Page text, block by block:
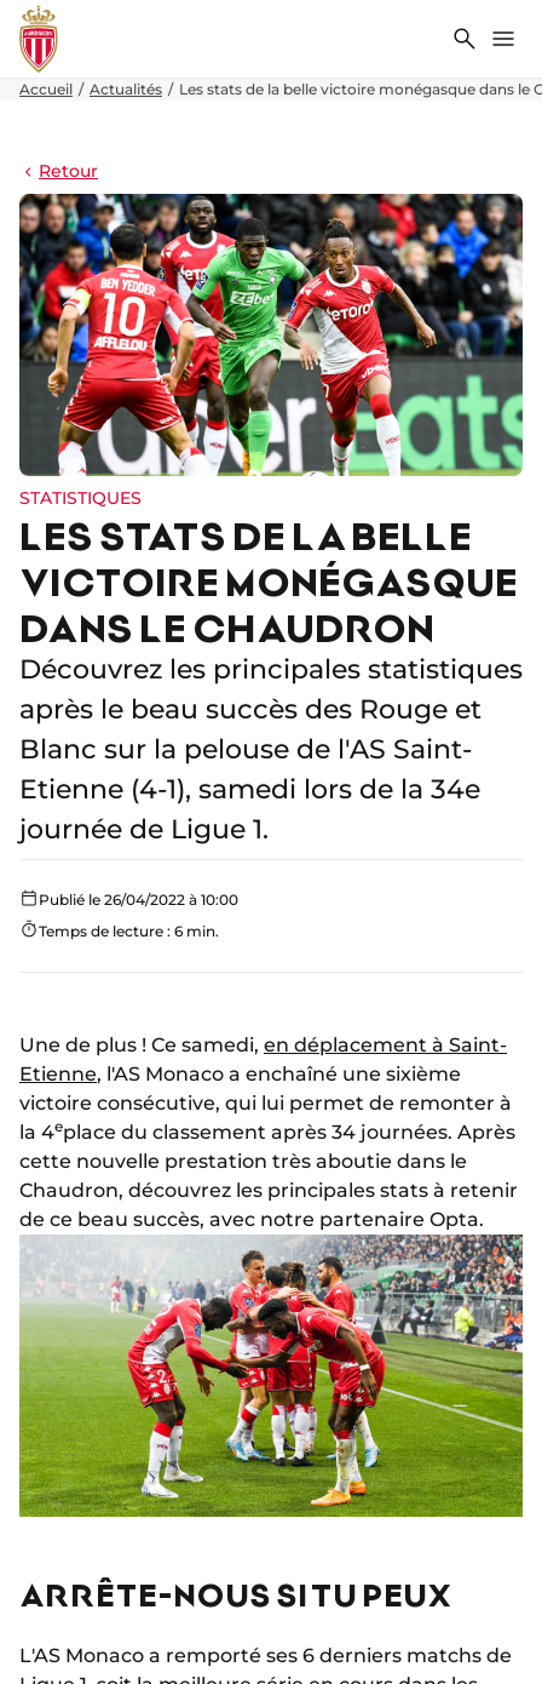
Accueil Actualités Les stats de la belle victoire monégasque dans le
Retour
STATISTIQUES
LES STATS DE LA BELLE
VICTOIRE MONÉGASQUE
DANS LE CHAUDRON
Découvrez les principales statistiques
après le beau succès des Rouge et
Blanc sur la pelouse de l'AS Saint-
Etienne (4-1), samedi lors de la 34e
journée de Ligue 1.
Publié le 26/04/2022 à 10:00
Temps de lecture : 6 min.
Une de plus ! Ce samedi, en déplacement à Saint-
Etienne, l'AS Monaco a enchaîné une sixième
victoire consécutive, qui lui permet de remonter à
la 4eplace du classement après 34 journées. Après
cette nouvelle prestation très aboutie dans le
Chaudron, découvrez les principales stats à retenir
de ce beau succès, avec notre partenaire Opta.
ARRÊTE-NOUS SI TU PEUX
L'AS Monaco a remporté ses 6 derniers matchs de